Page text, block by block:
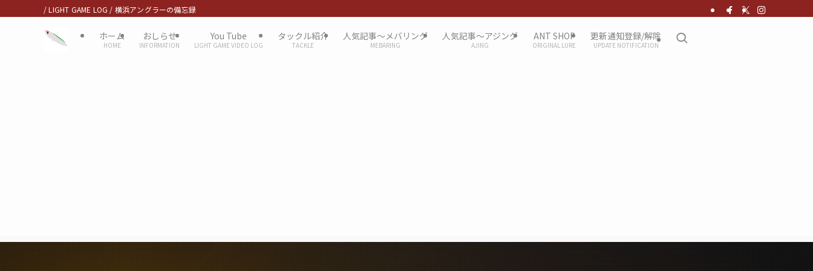
/ LIGHT GAME LOG / 横浜アングラーの備忘録
ホーム
HOME
おしらせ
INFORMATION
You Tube
LIGHT GAME VIDEO LOG
タックル紹介
TACKLE
人気記事〜メバリング
MEBARING
人気記事〜アジング
AJING
ANT SHOP
ORIGINAL LURE
更新通知登録/解除
UPDATE NOTIFICATION